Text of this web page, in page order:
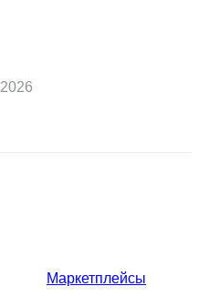
2026
Маркетплейсы